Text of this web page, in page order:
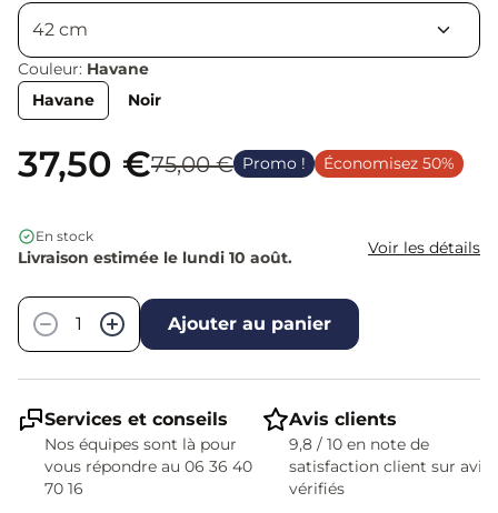
Couleur: Havane
Havane
Noir
37,50 €75,00 € Promo ! Économisez 50%
En stock
Livraison estimée le lundi 10 août. Voir les détails
−
+ Ajouter au panier
Services et conseils
Nos équipes sont là pour
vous répondre au 06 36 40
70 16
Avis clients
9,8 / 10 en note de
satisfaction client sur avis
vérifiés